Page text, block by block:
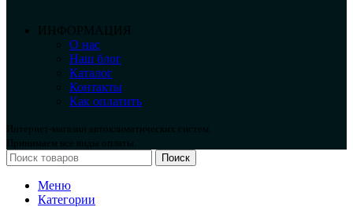
ИНФОРМАЦИЯ
О нас
Наш блог
Каталог
Контакты
Как оплатить
Интернет-магазин автоклиматических систем.
Принимаем все виды оплаты.
Поиск
Меню
Категории